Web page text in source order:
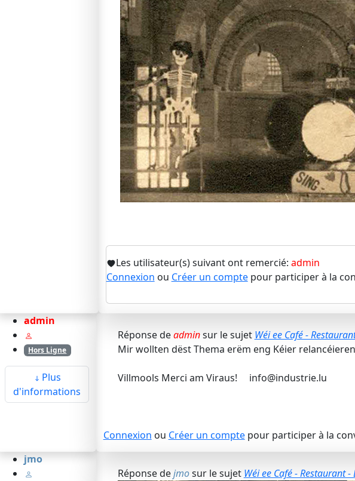
Les utilisateur(s) suivant ont remercié: admin
Connexion ou Créer un comptepour participer à la
admin
Hors Ligne
Plus
d'informations
Réponse deadminsur le sujet Wéi ee Café -
Mir wollten dëst Thema erëm eng Kéier
Villmools Merci am Viraus! info@industrie.lu
Connexion ou Créer un comptepour participer à la
jmo
Réponse dejmosur le sujet Wéi ee Café - Restaurant